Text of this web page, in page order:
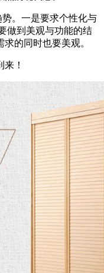
。一是要求个性化与
做到美观与功能的结
的同时也要美观。
！